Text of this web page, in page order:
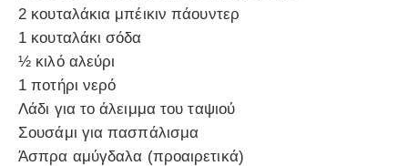
2 κουταλάκια μπέικιν πάουντερ
1 κουταλάκι σόδα
½ κιλό αλεύρι
1 ποτήρι νερό
Λάδι για το άλειμμα του ταψιού
Σουσάμι για πασπάλισμα
Άσπρα αμύγδαλα (προαιρετικά)